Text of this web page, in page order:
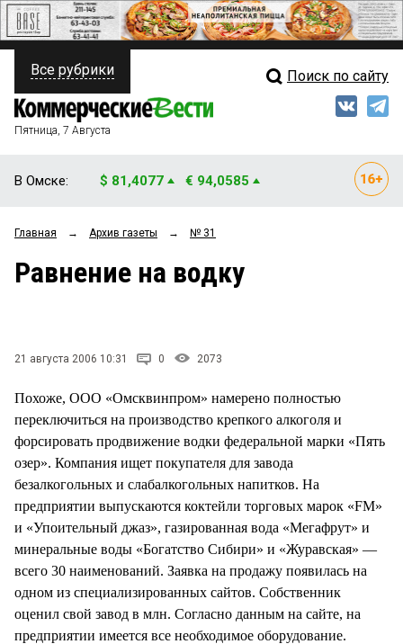
ПОЛИТИКА
ФИНАНСЫ
ОБЩЕСТВО
ЗАКОН
ПРОИСШЕСТВИЯ
СТИЛЬ ЖИЗНИ
Свежий выпуск
Рейтинги
Все рубрики Поиск по сайту
Пятница, 7 Августа
В Омске: $ 81,4077 € 94,0585
Главная → Архив газеты → № 31
Равнение на водку
21 августа 2006 10:31 0 2073
Похоже, ООО «Омсквинпром» намерено полностью
переключиться на производство крепкого алкоголя и
форсировать продвижение водки федеральной марки «Пять
озер». Компания ищет покупателя для завода
безалкогольных и слабалкогольных напитков. На
предприятии выпускаются коктейли торговых марок «FM»
и «Упоительный джаз», газированная вода «Мегафрут» и
минеральные воды «Богатство Сибири» и «Журавская» —
всего 30 наименований. Заявка на продажу появилась на
одном из специализированных сайтов. Собственник
оценил свой завод в млн. Согласно данным на сайте, на
предприятии имеется все необходимое оборудование.